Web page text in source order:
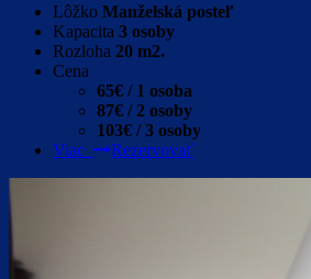
Lôžko Manželská posteľ
Kapacita 3 osoby
Rozloha 20 m2.
Cena
65€ / 1 osoba
87€ / 2 osoby
103€ / 3 osoby
Viac
Rezervovať